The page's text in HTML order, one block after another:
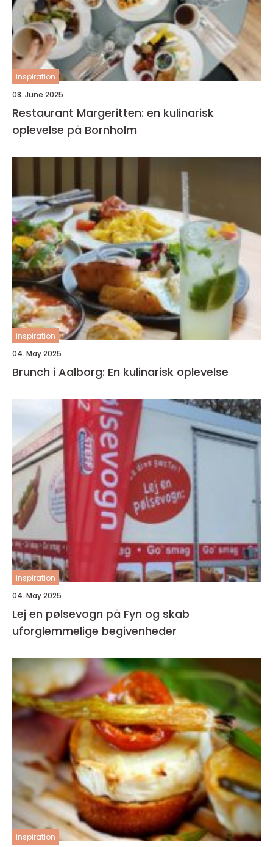
inspiration
08. June 2025
Restaurant Margeritten: en kulinarisk
oplevelse på Bornholm
inspiration
04. May 2025
Brunch i Aalborg: En kulinarisk oplevelse
inspiration
04. May 2025
Lej en pølsevogn på Fyn og skab
uforglemmelige begivenheder
inspiration